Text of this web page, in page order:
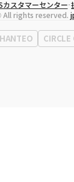
取締役
ソン・
者登録番号120-87-
0120-
所住所
ソウル
カスタマーセンター
rights reserved.
HANTEO CIRCLE